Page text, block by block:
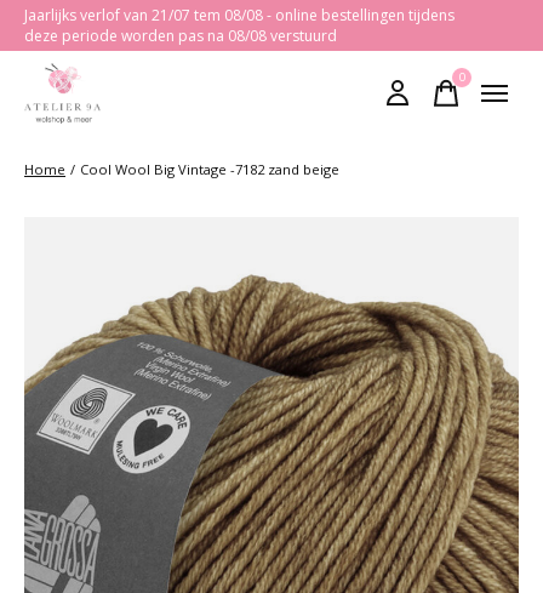
Jaarlijks verlof van 21/07 tem 08/08 - online bestellingen tijdens
deze periode worden pas na 08/08 verstuurd
0items
Home / Cool Wool Big Vintage -7182 zand beige